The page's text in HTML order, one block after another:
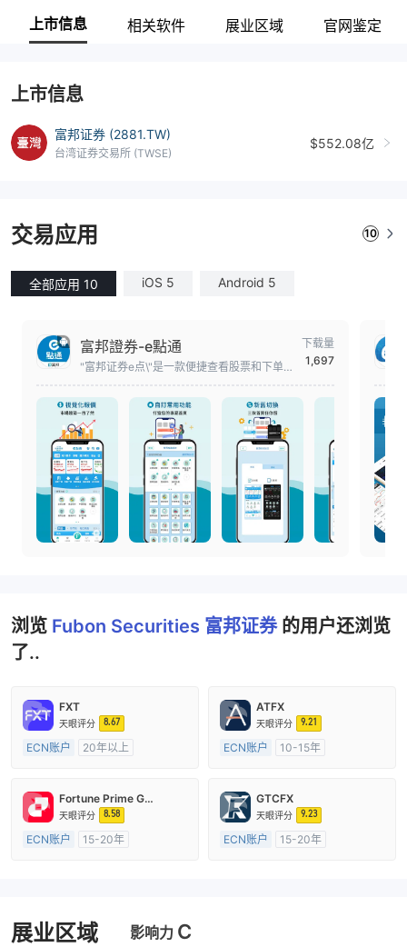
上市信息 相关软件 展业区域 官网鉴定
上市信息
富邦证券 (2881.TW)
台湾证券交易所 (TWSE)
$552.08亿
交易应用 10
全部应用 10 iOS 5 Android 5
富邦證券-e點通
"富邦证券e点\"是一款便捷查看股票和下单的
下载量
1,697
浏览 Fubon Securities 富邦证券的用户还浏览
了..
FXT
天眼评分 8.67
ECN账户
20年以上
主标MT4
ATFX
天眼评分 9.21
ECN账户
10-15年
主标MT4
Fortune Prime Global
天眼评分 8.58
ECN账户
15-20年
GTCFX
天眼评分 9.23
ECN账户
15-20年
展业区域 影响力 C